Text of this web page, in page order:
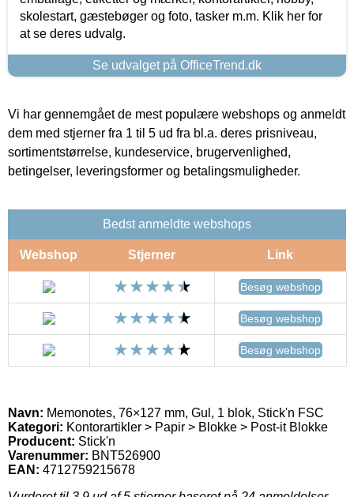
skolestart, gæstebøger og foto, tasker m.m. Klik her for
at se deres udvalg.
Se udvalget på OfficeTrend.dk
Vi har gennemgået de mest populære webshops og anmeldt
dem med stjerner fra 1 til 5 ud fra bl.a. deres prisniveau,
sortimentstørrelse, kundeservice, brugervenlighed,
betingelser, leveringsformer og betalingsmuligheder.
Bedst anmeldte webshops
Webshop Stjerner Link
Besøg webshop
Besøg webshop
Besøg webshop
Navn: Memonotes, 76×127 mm, Gul, 1 blok, Stick'n FSC
Kategori: Kontorartikler > Papir > Blokke > Post-it Blokke
Producent: Stick'n
Varenummer: BNT526900
EAN: 4712759215678